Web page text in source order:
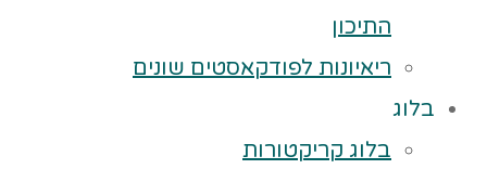
התיכון
ריאיונות לפודקאסטים שונים
בלוג
בלוג קריקטורות